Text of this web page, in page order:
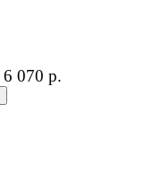
6 070 р.